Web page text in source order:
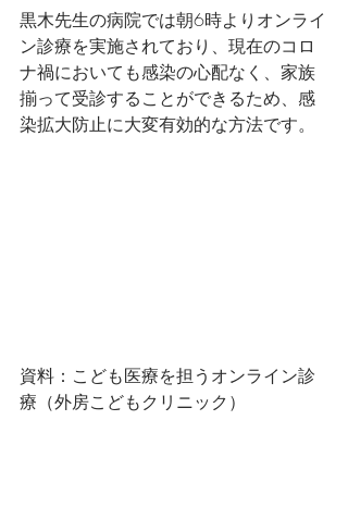
黒木先生の病院では朝6時よりオンライ
ン診療を実施されており、現在のコロ
ナ禍においても感染の心配なく、家族
揃って受診することができるため、感
染拡大防止に大変有効的な方法です。
資料：こども医療を担うオンライン診
療（外房こどもクリニック）